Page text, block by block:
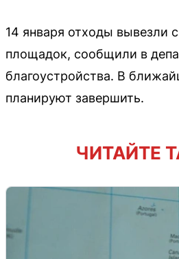
14 января отходы вывезли
площадок, сообщили в
благоустройства. В
планируют завершить.
ЧИТАЙТЕ